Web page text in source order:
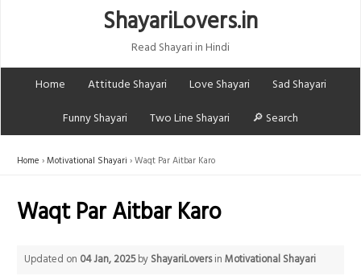
ShayariLovers.in
Read Shayari in Hindi
Home
Attitude Shayari Love Shayari
Sad Shayari
Funny Shayari
Two Line Shayari 🔎 Search
Home Motivational Shayari Waqt Par Aitbar Karo
Waqt Par Aitbar Karo
Updated on 04 Jan, 2025by ShayariLoversinMotivational Shayari